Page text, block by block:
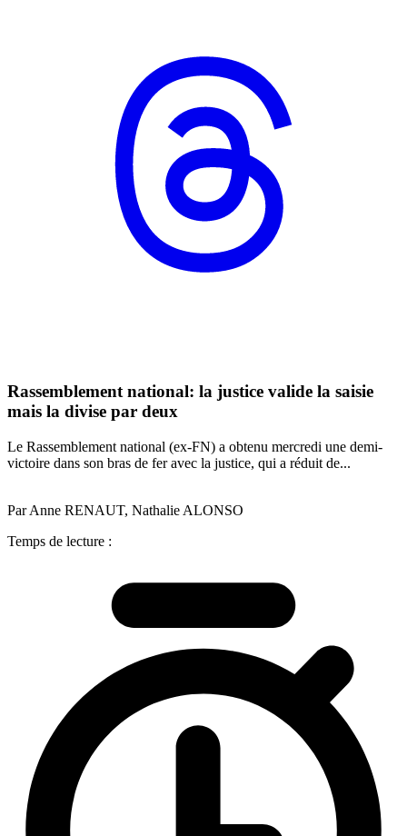
Rassemblement national: la justice valide la saisie
mais la divise par deux
Le Rassemblement national (ex-FN) a obtenu mercredi une demi-
victoire dans son bras de fer avec la justice, qui a réduit de...
Par Anne RENAUT, Nathalie ALONSO
Temps de lecture :